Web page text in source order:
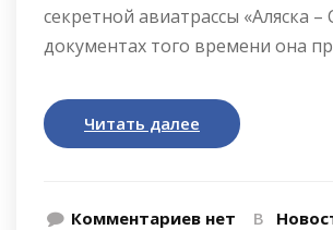
секретной авиатрассы «Аляска –
документах того времени она
Читать далее
Комментариев нет В